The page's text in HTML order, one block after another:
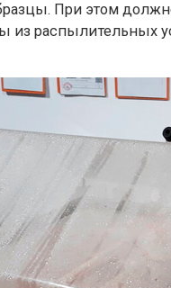
При этом
из распылительных